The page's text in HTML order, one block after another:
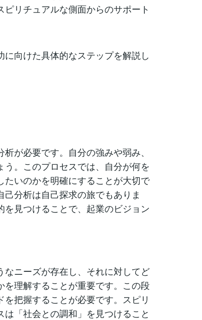
リチュアルな側面からのサポート
向けた具体的なステップを解説し
が必要です。自分の強みや弱み、
。このプロセスでは、自分が何を
いのかを明確にすることが大切で
分析は自己探求の旅でもありま
見つけることで、起業のビジョン
ニーズが存在し、それに対してど
理解することが重要です。この段
把握することが必要です。スピリ
「社会との調和」を見つけること